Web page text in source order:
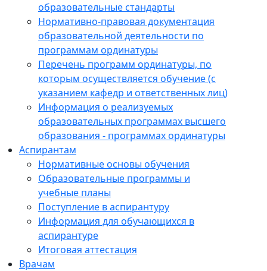
образовательные стандарты
Нормативно-правовая документация
образовательной деятельности по
программам ординатуры
Перечень программ ординатуры, по
которым осуществляется обучение (с
указанием кафедр и ответственных лиц)
Информация о реализуемых
образовательных программах высшего
образования - программах ординатуры
Аспирантам
Нормативные основы обучения
Образовательные программы и
учебные планы
Поступление в аспирантуру
Информация для обучающихся в
аспирантуре
Итоговая аттестация
Врачам